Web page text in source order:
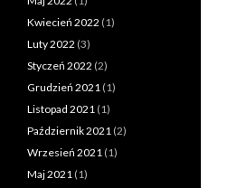
Kwiecień 2022 (1)
Luty 2022 (3)
Styczeń 2022 (2)
Grudzień 2021 (1)
Listopad 2021 (1)
Październik 2021 (2)
Wrzesień 2021 (1)
Maj 2021 (1)